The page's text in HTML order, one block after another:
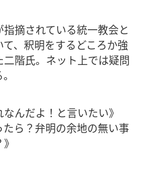
摘されている統一教会と
、釈明をするどころか強
階氏。ネット上では疑問
んだよ！と言いたい》
たら？弁明の余地の無い事